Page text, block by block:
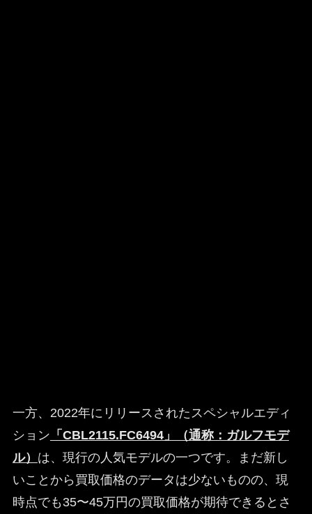
一方、2022年にリリースされたスペシャルエディ
ション 「CBL2115.FC6494」（通称：ガルフモデ
ル） は、現行の人気モデルの一つです。まだ新し
いことから買取価格のデータは少ないものの、現
時点でも35〜45万円の買取価格が期待できるとさ